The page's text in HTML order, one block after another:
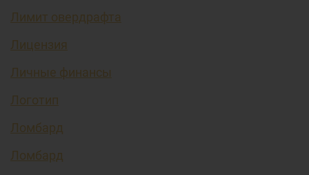
Лимит овердрафта
Лицензия
Личные финансы
Логотип
Ломбард
Ломбард